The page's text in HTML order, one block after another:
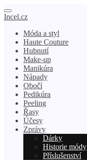
Incel.cz
Móda a styl
Haute Couture
Hubnutí
Make-up
Manikúra
Nápady
Obočí
Pedikúra
Peeling
Řasy
Účesy
Zprávy
Dárky
Historie módy
Příslušenství